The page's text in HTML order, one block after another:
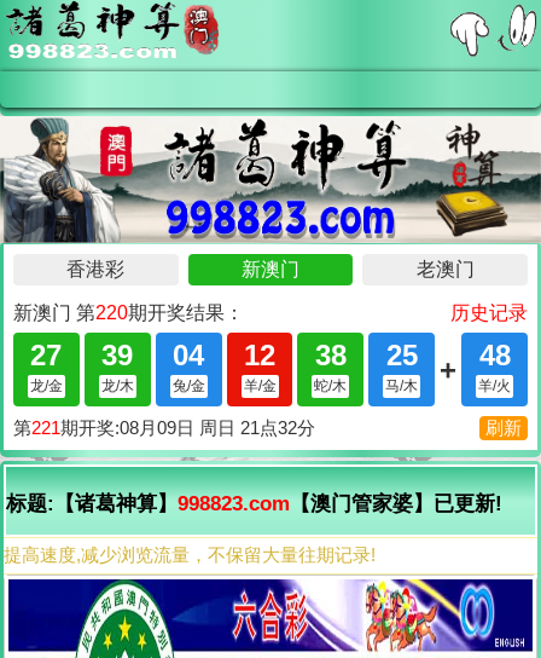
标题:【诸葛神算】 998823.com 【澳门管家婆】已更新!
提高速度,减少浏览流量，不保留大量往期记录!